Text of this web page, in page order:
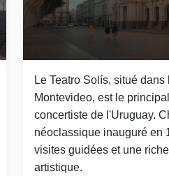
Le Teatro Solís, situé
Montevideo, est le
concertiste de l'Uruguay.
néoclassique inauguré en
visites guidées et une
artistique.